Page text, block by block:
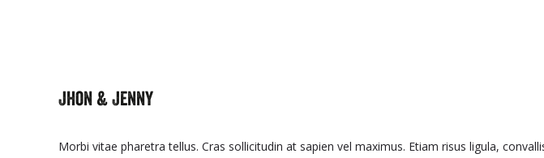
Jhon & Jenny
Morbi vitae pharetra tellus. Cras sollicitudin at sapien vel maximus. Etiam risus ligula,